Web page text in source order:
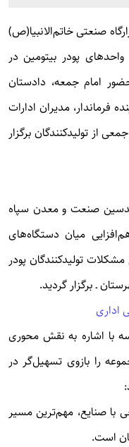
صنعتی خاتم‌الانبیا(ص)
پودر بیتومین در
امام جمعه، دادستان
فرماندار، مدیران ادارات
از تولید‌کنندگان برگزار
صنعت و معدن سپاه
میان دستگاه‌های
تولیدکنندگان پودر
ـ برگزار گردید.
اداری
با اشاره به نقش محوری
را بازوی تسهیل‌گر در
با صنایع، مهم‌ترین مسیر
است.